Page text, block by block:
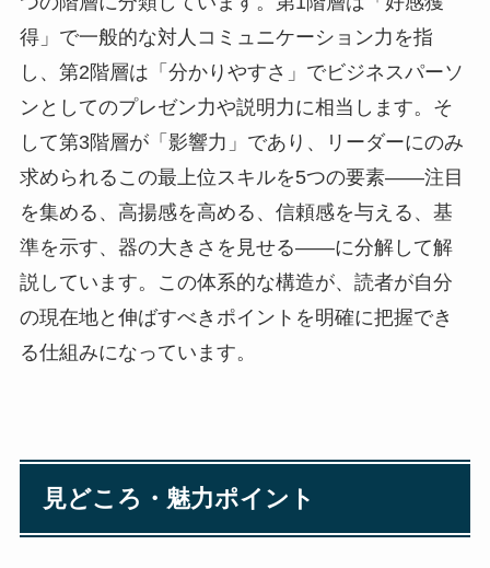
得」で一般的な対人コミュニケーション力を指
し、第2階層は「分かりやすさ」でビジネスパーソ
ンとしてのプレゼン力や説明力に相当します。そ
して第3階層が「影響力」であり、リーダーにのみ
求められるこの最上位スキルを5つの要素――注目
を集める、高揚感を高める、信頼感を与える、基
準を示す、器の大きさを見せる――に分解して解
説しています。この体系的な構造が、読者が自分
の現在地と伸ばすべきポイントを明確に把握でき
る仕組みになっています。
見どころ・魅力ポイント